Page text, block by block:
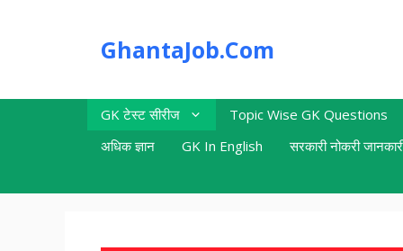
GhantaJob.Com
GK टेस्ट सीरीज Topic Wise GK Questions
अधिक ज्ञान
GK In English सरकारी नोकरी